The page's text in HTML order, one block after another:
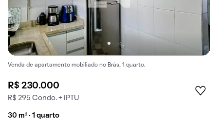
Venda de apartamento mobiliado no Brás, 1 quarto.
R$ 230.000
R$ 295 Condo. + IPTU
30 m² · 1 quarto